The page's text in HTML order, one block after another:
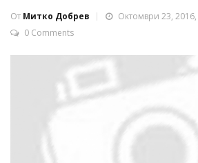
От Митко Добрев
Октомври 23, 2016,
0 Comments